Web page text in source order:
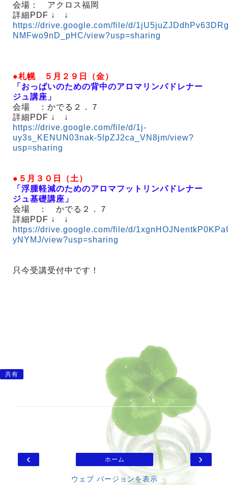
会場： アクロス福岡
詳細PDF ↓ ↓
https://drive.google.com/file/d/
NMFwo9nD_pHC/view?usp=sharing
●札幌 ５月２９日（金）
「おっぱいのための背中のアロマリンパドレナー
ジュ講座」
会場 ：かでる２．７
詳細PDF ↓ ↓
https://drive.google.com/file/d/1j-
uy3s_KENUN03nak-5lpZJ2ca_VN8jm/view?
usp=sharing
●５月３０日（土）
「浮腫軽減のためのアロマフットリンパドレナー
ジュ基礎講座」
会場 ： かでる２．７
詳細PDF ↓ ↓
https://drive.google.com/file/d/
yNYMJ/view?usp=sharing
只今受講受付中です！
共有
‹ ›
ホーム
ウェブ バージョンを表示